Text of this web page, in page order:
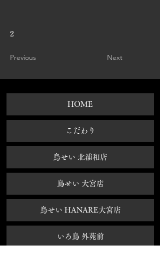
2
Previous Next
HOME
​こだわり
鳥せい 北浦和店
鳥せい 大宮店
鳥せい HANARE大宮店
いろ鳥 外苑前